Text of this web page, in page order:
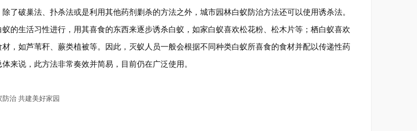
破巢法、扑杀法或是利用其他药剂剿杀的方法之外，城市园林白蚁防治方法还可以使用诱杀法。
蚁的生活习性进行，用其喜食的东西来逐步诱杀白蚁，如家白蚁喜欢松花粉、松木片等；栖白蚁喜欢
，如芦苇秆、蕨类植被等。因此，灭蚁人员一般会根据不同种类白蚁所喜食的食材并配以传递性药
来说，此方法非常奏效并简易，目前仍在广泛使用。
防治 共建美好家园